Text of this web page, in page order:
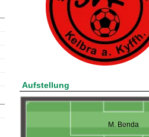
Aufstellung
M. Benda